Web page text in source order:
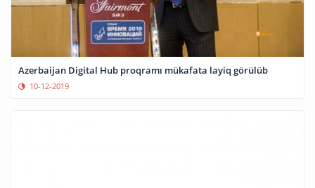
Azerbaijan Digital Hub proqramı mükafata layiq görülüb
10-12-2019